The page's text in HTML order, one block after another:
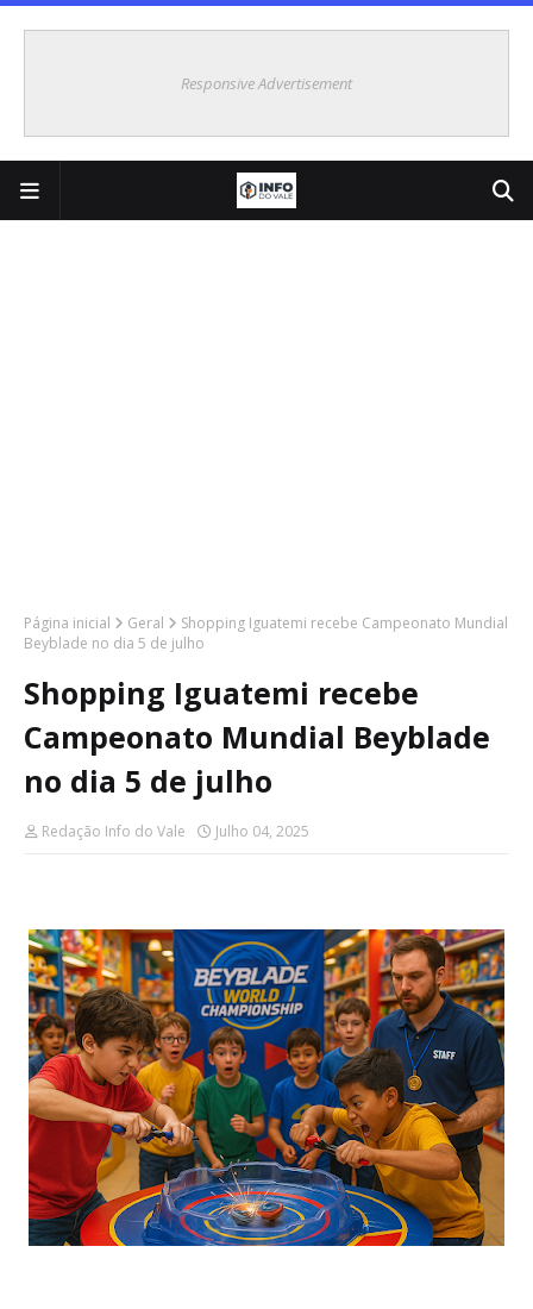
Responsive Advertisement
Página inicial Geral
Shopping Iguatemi recebe Campeonato Mundial
Beyblade no dia 5 de julho
Shopping Iguatemi recebe
Campeonato Mundial Beyblade
no dia 5 de julho
Redação Info do Vale Julho 04, 2025